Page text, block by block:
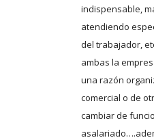
indispensable,
atendiendo
del trabajador,
ambas la
una razón
comercial o de
cambiar de